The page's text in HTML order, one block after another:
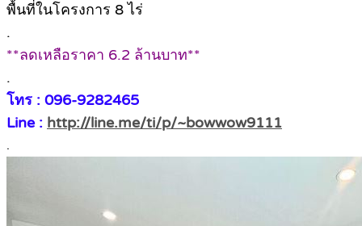
พื้นที่ในโครงการ 8 ไร่
.
**ลดเหลือราคา 6.2 ล้านบาท**
.
โทร : 096-9282465
Line : http://line.me/ti/p/~bowwow9111
.